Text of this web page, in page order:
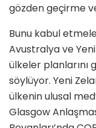
gözden geçirme
Bunu kabul
Avustralya ve
ülkeler
söylüyor. Yeni
ülkenin ulusal
Glasgow